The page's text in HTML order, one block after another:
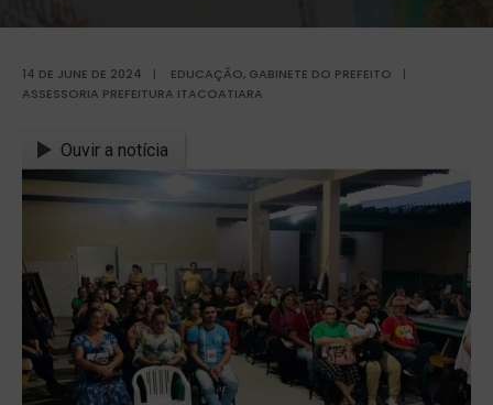
14 DE JUNE DE 2024 | EDUCAÇÃO, GABINETE DO PREFEITO
|
ASSESSORIA PREFEITURA ITACOATIARA
Ouvir a notícia